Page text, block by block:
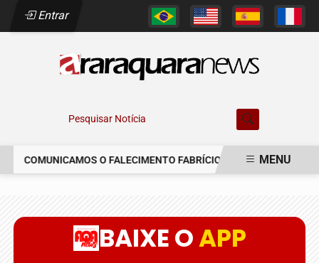
Entrar
Pesquisar Notícia
COMUNICAMOS O FALECIMENTO FABRÍCIO AUGUSTO FERREIRA
MENU
BAIXE OAPP